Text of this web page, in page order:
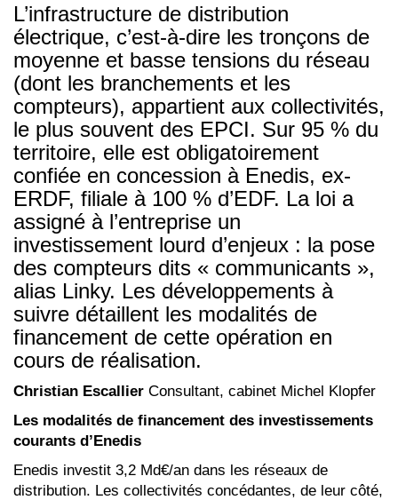
L’infrastructure de distribution
électrique, c’est-à-dire les tronçons de
moyenne et basse tensions du réseau
(dont les branchements et les
compteurs), appartient aux collectivités,
le plus souvent des EPCI. Sur 95 % du
territoire, elle est obligatoirement
confiée en concession à Enedis, ex-
ERDF, filiale à 100 % d’EDF. La loi a
assigné à l’entreprise un
investissement lourd d’enjeux : la pose
des compteurs dits « communicants »,
alias Linky. Les développements à
suivre détaillent les modalités de
financement de cette opération en
cours de réalisation.
Christian Escallier Consultant, cabinet Michel Klopfer
Les modalités de financement des investissements
courants d’Enedis
Enedis investit 3,2 Md€/an dans les réseaux de
distribution. Les collectivités concédantes, de leur côté,